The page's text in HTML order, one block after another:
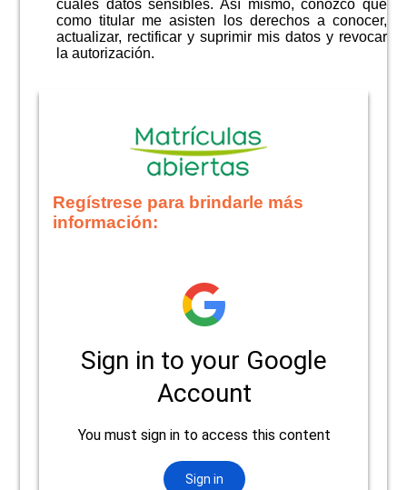
cuáles datos sensibles. Así mismo, conozco que
como titular me asisten los derechos a conocer,
actualizar, rectificar y suprimir mis datos y revocar
la autorización.
Regístrese para brindarle más
información: